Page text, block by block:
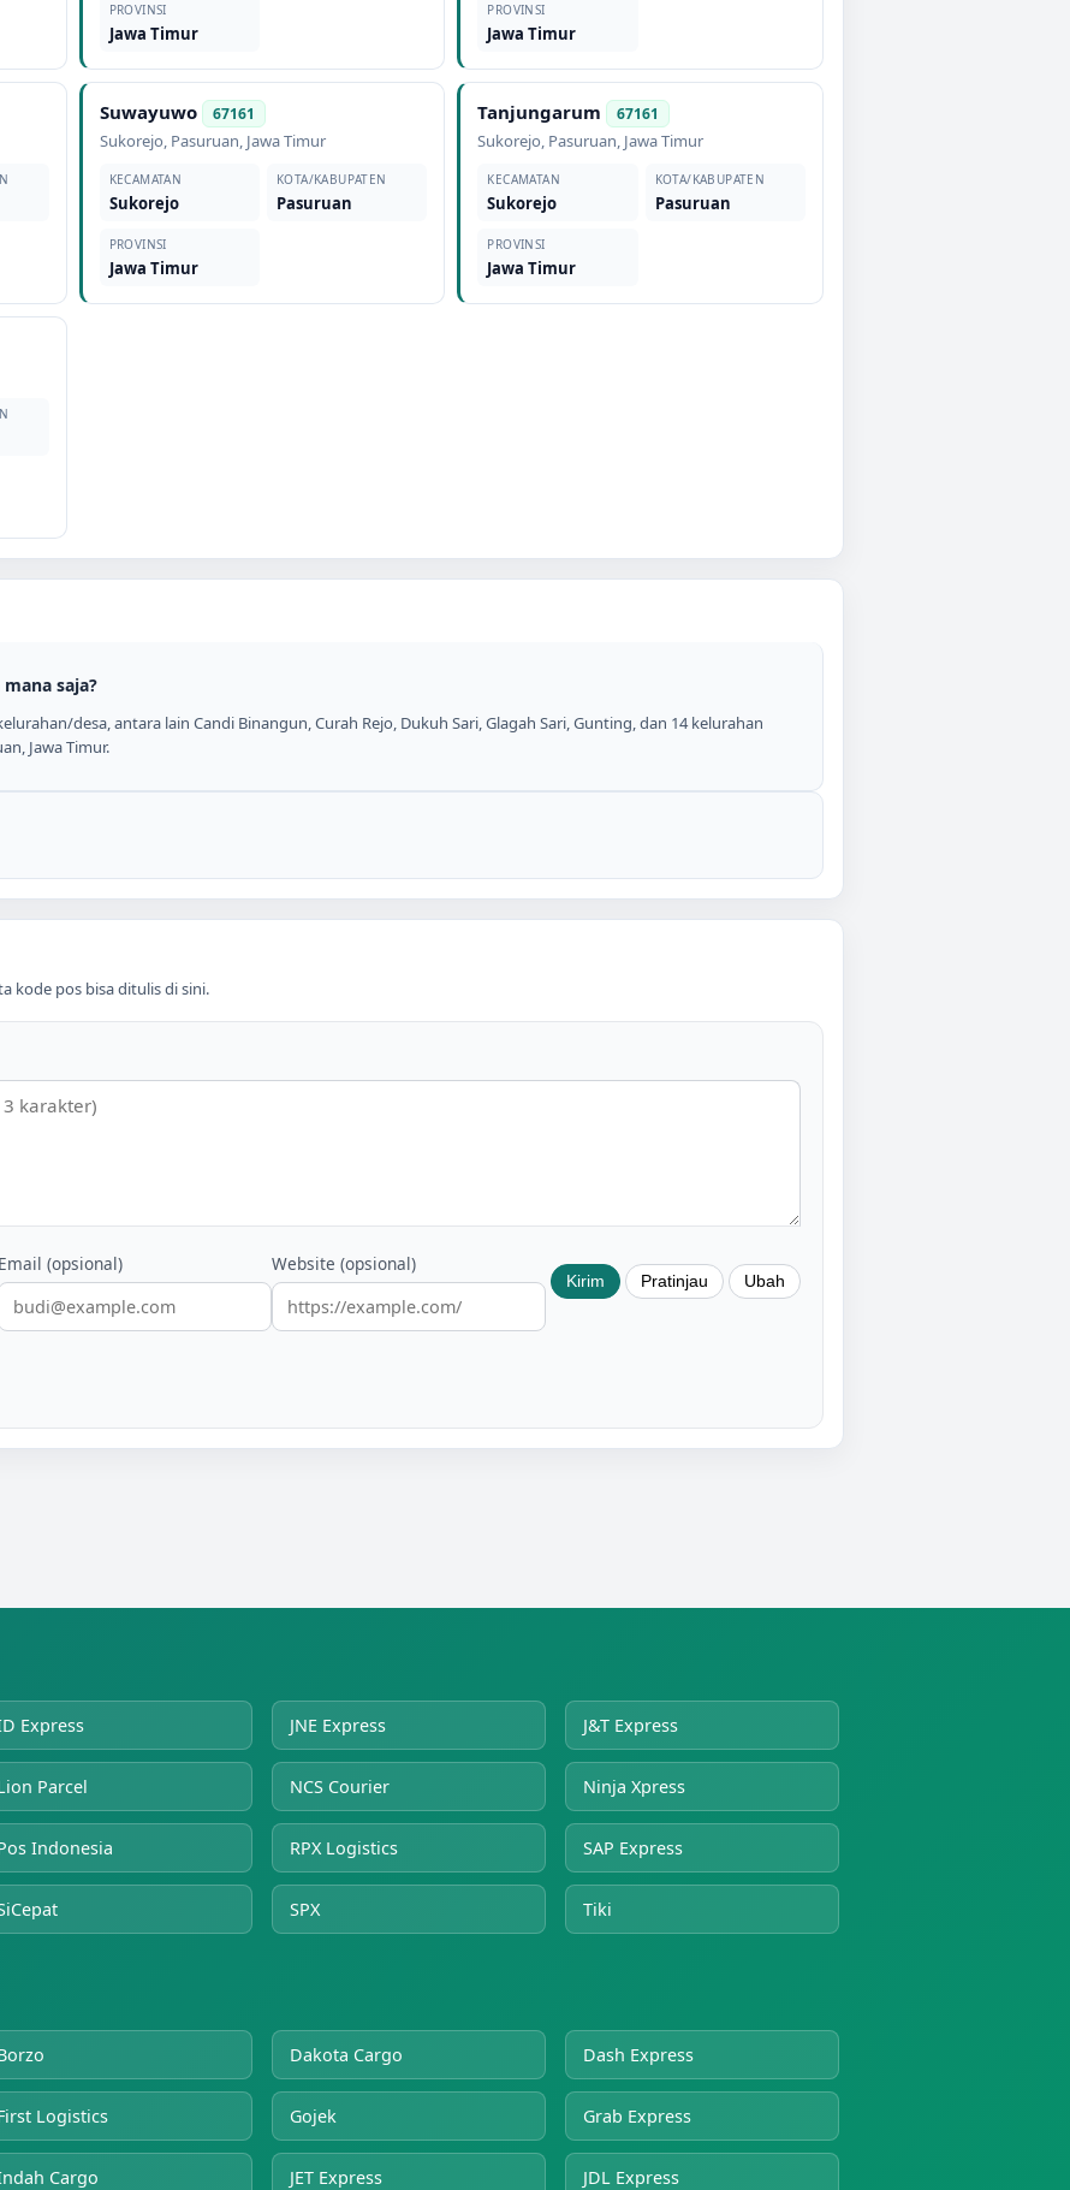
PROVINSI
Jawa Timur
PROVINSI
Jawa Timur
Suwayuwo 67161
Sukorejo, Pasuruan, Jawa Timur
KECAMATAN
Sukorejo
KOTA/KABUPATEN
Pasuruan
PROVINSI
Jawa Timur
Tanjungarum 67161
Sukorejo, Pasuruan, Jawa Timur
KECAMATAN
Sukorejo
KOTA/KABUPATEN
Pasuruan
PROVINSI
Jawa Timur
saja?
desa, antara lain Candi Binangun, Curah Rejo, Dukuh Sari, Glagah Sari, Gunting, dan 14 kelurahan
Jawa Timur.
kode pos bisa ditulis di sini.
Email (opsional) Website (opsional)
Express JNE Express J&T Express
Parcel NCS Courier Ninja Xpress
Indonesia RPX Logistics SAP Express
SPX Tiki
Dakota Cargo Dash Express
Logistics Gojek Grab Express
Cargo JET Express JDL Express